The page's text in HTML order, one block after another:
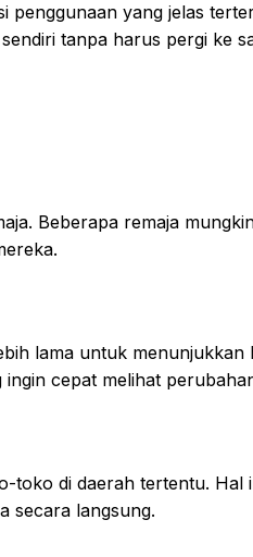
penggunaan yang jelas
tanpa harus pergi ke
Beberapa remaja
lama untuk menunjukkan
cepat melihat
toko di daerah tertentu. Hal
secara langsung.